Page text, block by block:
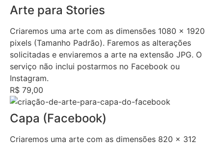
Arte para Stories
Criaremos uma arte com as dimensões 1080 x 1920
pixels (Tamanho Padrão). Faremos as alterações
solicitadas e enviaremos a arte na extensão JPG. O
serviço não inclui postarmos no Facebook ou
Instagram.
R$ 79,00
Capa (Facebook)
Criaremos uma arte com as dimensões 820 x 312